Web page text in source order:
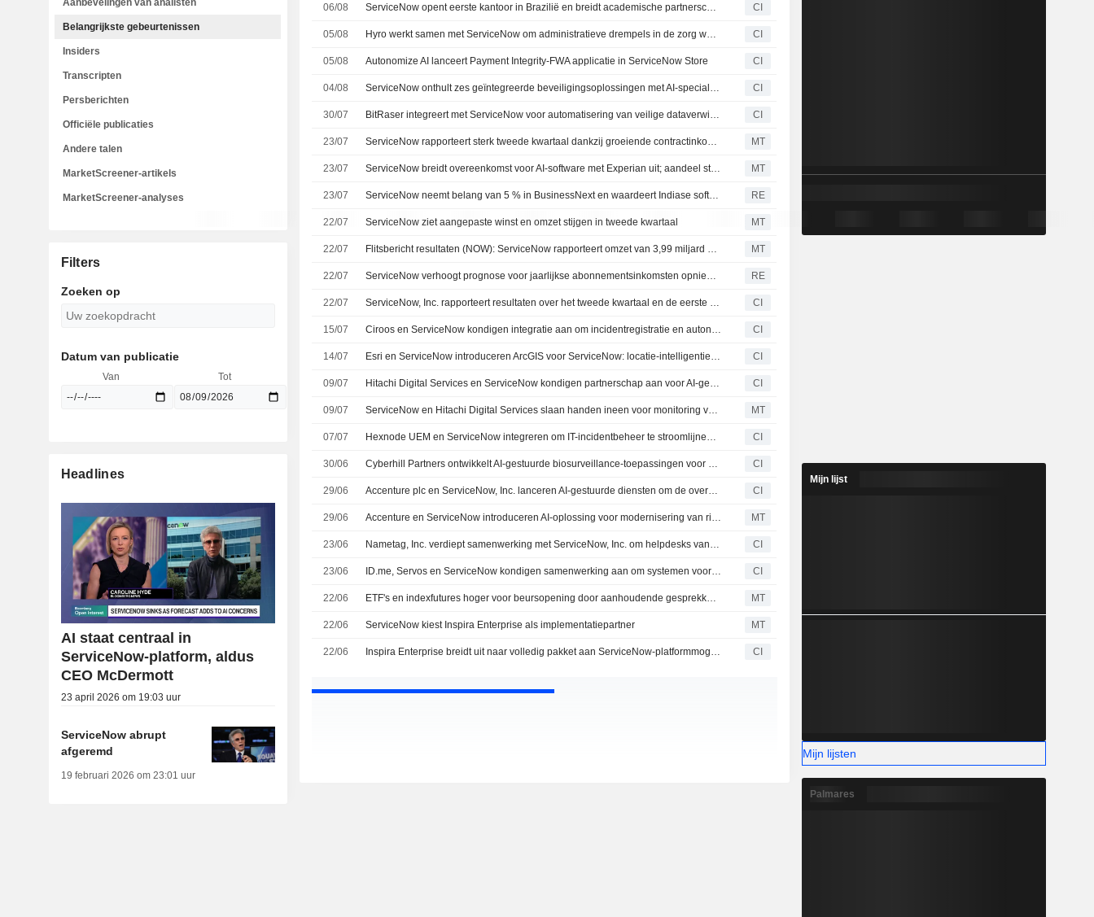
06/08 ServiceNow opent eerste kantoor in Brazilië en breidt academische partnerschappen uit voor regionaal AI-talent CI
05/08 Hyro werkt samen met ServiceNow om administratieve drempels in de zorg weg te nemen via agentic AI en workflowautomatisering CI
05/08 Autonomize AI lanceert Payment Integrity-FWA applicatie in ServiceNow Store CI
04/08 ServiceNow onthult zes geïntegreerde beveiligingsoplossingen met AI-specialisten voor een preventieve, AI-native cyberdefensie CI
30/07 BitRaser integreert met ServiceNow voor automatisering van veilige dataverwijdering op IT-assets CI
23/07 ServiceNow rapporteert sterk tweede kwartaal dankzij groeiende contractinkomsten, aldus RBC Capital Markets MT
23/07 ServiceNow breidt overeenkomst voor AI-software met Experian uit; aandeel stijgt voorbeurs MT
23/07 ServiceNow neemt belang van 5 % in BusinessNext en waardeert Indiase softwareontwikkelaar op 700 miljoen dollar RE
22/07 ServiceNow ziet aangepaste winst en omzet stijgen in tweede kwartaal MT
22/07 Flitsbericht resultaten (NOW): ServiceNow rapporteert omzet van 3,99 miljard dollar in het tweede kwartaal, tegenover een FactSet-consensus van 3,93 miljard dollar MT
22/07 ServiceNow verhoogt prognose voor jaarlijkse abonnementsinkomsten opnieuw door vraag naar AI RE
22/07 ServiceNow, Inc. rapporteert resultaten over het tweede kwartaal en de eerste zes maanden eindigend op 30 juni 2026 CI
15/07 Ciroos en ServiceNow kondigen integratie aan om incidentregistratie en autonoom onderzoek te verbinden CI
14/07 Esri en ServiceNow introduceren ArcGIS voor ServiceNow: locatie-intelligentie in dagelijkse bedrijfsprocessen CI
09/07 Hitachi Digital Services en ServiceNow kondigen partnerschap aan voor AI-gestuurde monitoring van bedrijfskritische infrastructuur CI
09/07 ServiceNow en Hitachi Digital Services slaan handen ineen voor monitoring van bedrijfskritische infrastructuur MT
07/07 Hexnode UEM en ServiceNow integreren om IT-incidentbeheer te stroomlijnen en de efficiëntie van de dienstverlening te verhogen CI
30/06 Cyberhill Partners ontwikkelt AI-gestuurde biosurveillance-toepassingen voor het ministerie van Oorlog op het ServiceNow AI-platform CI
29/06 Accenture plc en ServiceNow, Inc. lanceren AI-gestuurde diensten om de overstap van verouderde risicoplatforms naar agentic AI te versnellen CI
29/06 Accenture en ServiceNow introduceren AI-oplossing voor modernisering van risicoplatforms MT
23/06 Nametag, Inc. verdiept samenwerking met ServiceNow, Inc. om helpdesks van ondernemingen te beschermen tegen aanvallen via identiteitsnabootsing CI
23/06 ID.me, Servos en ServiceNow kondigen samenwerking aan om systemen voor gezondheidszorg en sociale diensten van staten te moderniseren met een geïntegreerd platform CI
22/06 ETF's en indexfutures hoger voor beursopening door aanhoudende gesprekken tussen VS en Iran MT
22/06 ServiceNow kiest Inspira Enterprise als implementatiepartner MT
22/06 Inspira Enterprise breidt uit naar volledig pakket aan ServiceNow-platformmogelijkheden CI
Aanbevelingen van analisten
Belangrijkste gebeurtenissen
Insiders
Transcripten
Persberichten
Officiële publicaties
Andere talen
MarketScreener-artikels
MarketScreener-analyses
Filters
Zoeken op
Datum van publicatie
Van Tot
Headlines
AI staat centraal in
ServiceNow-platform, aldus
CEO McDermott
23 april 2026 om 19:03 uur
ServiceNow abrupt
afgeremd
19 februari 2026 om 23:01 uur
Mijn lijst
Mijn lijsten
Palmares